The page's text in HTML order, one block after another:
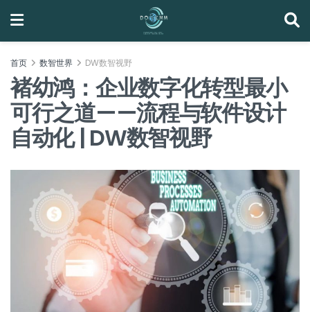
首页 数智世界 DW数智视野
褚幼鸿：企业数字化转型最小
可行之道——流程与软件设计
自动化 | DW数智视野